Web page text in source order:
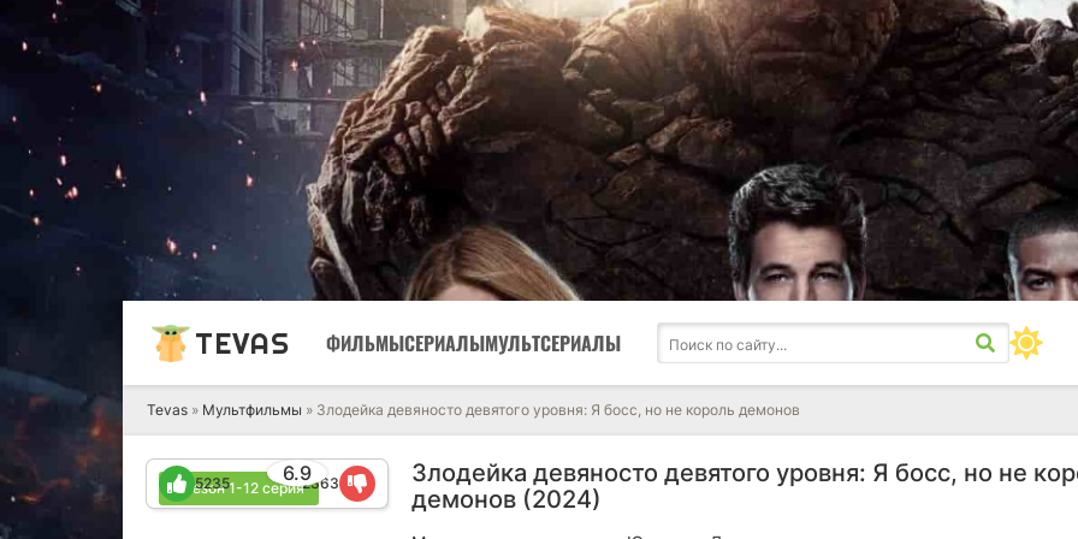
TEVAS ФИЛЬМЫСЕРИАЛЫМУЛЬТСЕРИАЛЫ
Tevas » Мультфильмы » Злодейка девяносто девятого уровня: Я босс, но не король демонов
Злодейка девяносто девятого уровня: Я босс, но не
демонов (2024)
1 сезон 1-12 серия
6.9
5235 2363